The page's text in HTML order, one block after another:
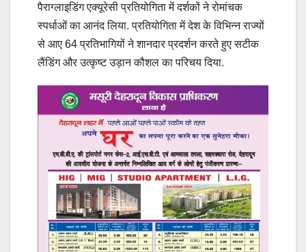
पैराग्लाइडिंग एक्यूरेसी प्रतियोगिता में दर्शकों ने रोमांचक
स्पर्धाओं का आनंद लिया. प्रतियोगिता में देश के विभिन्न राज्यों
से आए 64 प्रतिभागियों ने शानदार प्रदर्शन करते हुए सटीक
लैंडिंग और उत्कृष्ट उड़ान कौशल का परिचय दिया.